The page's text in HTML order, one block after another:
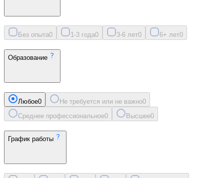
Без опыта0 1-3 года0 3-6 лет0 6+ лет0
Образование
Любое0 Не требуется или не важно0
Среднее профессиональное0 Высшее0
График работы